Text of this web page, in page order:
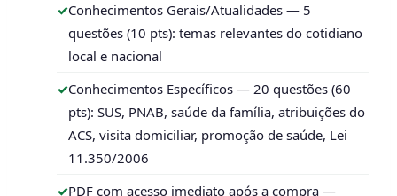
Conhecimentos Gerais/Atualidades — 5
questões (10 pts): temas relevantes do cotidiano
local e nacional
Conhecimentos Específicos — 20 questões (60
pts): SUS, PNAB, saúde da família, atribuições do
ACS, visita domiciliar, promoção de saúde, Lei
11.350/2006
PDF com acesso imediato após a compra —